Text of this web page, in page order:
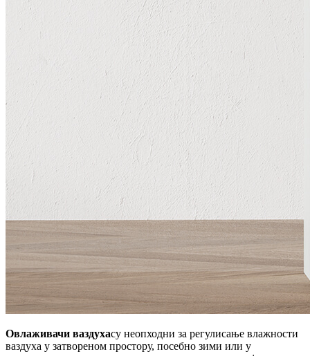
Овлаживачи ваздухасу неопходни за регулисање влажности
ваздуха у затвореном простору, посебно зими или у